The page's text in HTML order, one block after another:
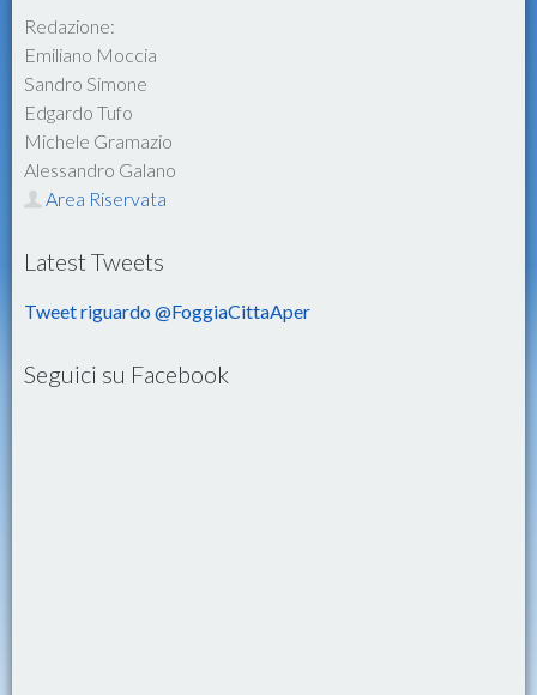
Redazione:
Emiliano Moccia
Sandro Simone
Edgardo Tufo
Michele Gramazio
Alessandro Galano
Area Riservata
Latest Tweets
Tweet riguardo @FoggiaCittaAper
Seguici su Facebook